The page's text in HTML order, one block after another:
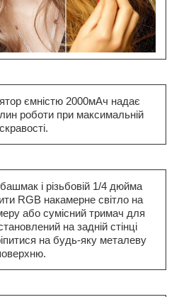
ємністю 2000мАч надає
роботи при максимальній
і різьбовій 1/4 дюйма
RGB накамерне світло на
або сумісний тримач для
на задній стінці
на будь-яку металеву